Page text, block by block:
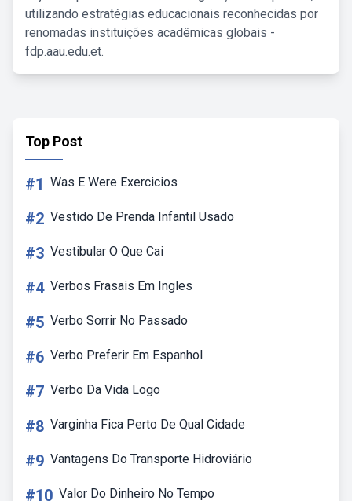
utilizando estratégias educacionais reconhecidas por
renomadas instituições acadêmicas globais -
fdp.aau.edu.et.
Top Post
#1 Was E Were Exercicios
#2 Vestido De Prenda Infantil Usado
#3 Vestibular O Que Cai
#4 Verbos Frasais Em Ingles
#5 Verbo Sorrir No Passado
#6 Verbo Preferir Em Espanhol
#7 Verbo Da Vida Logo
#8 Varginha Fica Perto De Qual Cidade
#9 Vantagens Do Transporte Hidroviário
#10 Valor Do Dinheiro No Tempo